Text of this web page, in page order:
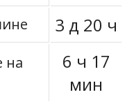
3 д 20 ч
на
6 ч 17
мин